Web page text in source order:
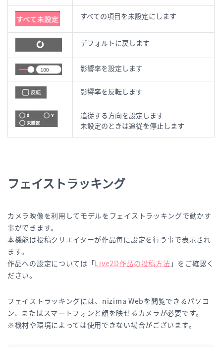
すべての項目を未設定にします
デフォルトに戻します
影響率を設定します
影響率を反転します
追従する方向を設定します
未設定のときは追従を停止します
フェイストラッキング
カメラ映像を利用してモデルをフェイストラッキングで動かす
事ができます。
本機能は投稿クリエイターが作品毎に設定を行う事で表示され
ます。
作品への設定については「Live2D作品の投稿方法 」をご確認く
ださい。
フェイストラッキングには、nizima Webを閲覧できるパソコ
ン、またはスマートフォンと顔を映せるカメラが必要です。
※機材や環境によっては使用できない場合がございます。